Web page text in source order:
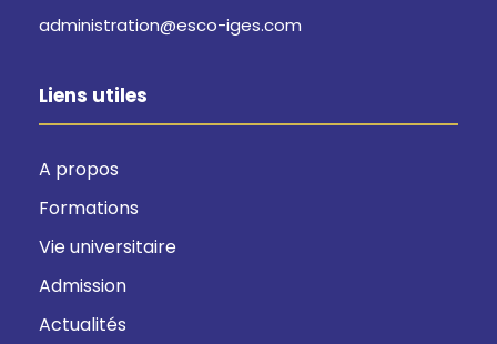
administration@esco-iges.com
Liens utiles
A propos
Formations
Vie universitaire
Admission
Actualités